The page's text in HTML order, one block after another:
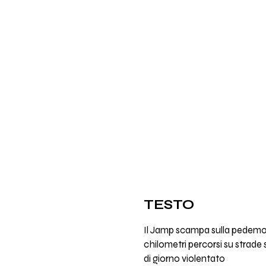
TESTO
Il Jamp scampa sulla
chilometri percorsi su strade
di giorno violentato